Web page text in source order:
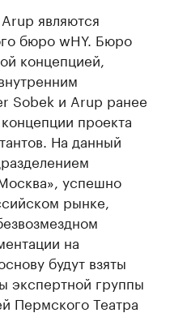
являются
бюро wHY. Бюро
концепцией,
Sobek и Arup ранее
проекта
На данный
успешно
рынке,
на
будут взяты
экспертной группы
Пермского Театра